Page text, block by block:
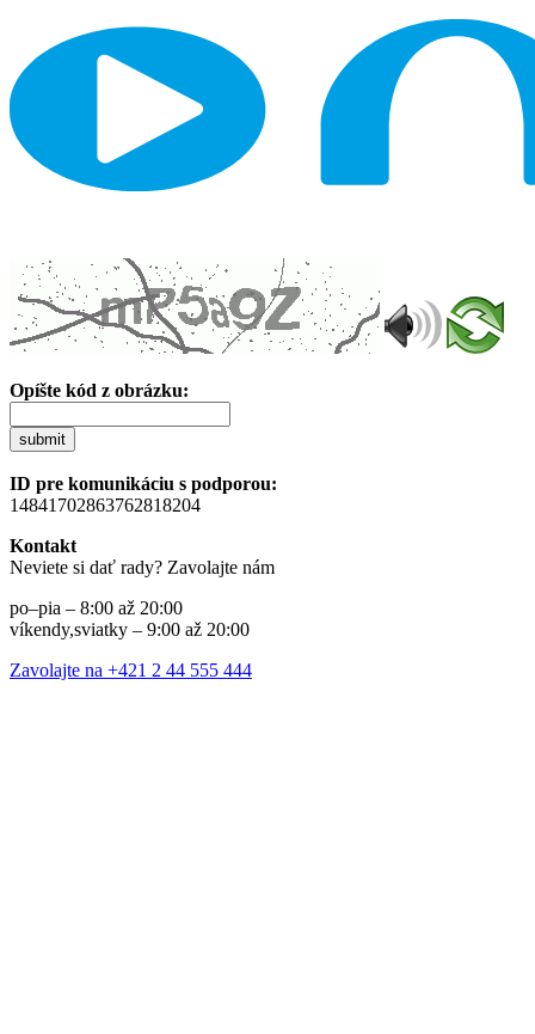
Opíšte kód z obrázku:
submit
ID pre komunikáciu s podporou:
14841702863762818204
Kontakt
Neviete si dať rady? Zavolajte nám
po–pia – 8:00 až 20:00
víkendy,sviatky – 9:00 až 20:00
Zavolajte na +421 2 44 555 444